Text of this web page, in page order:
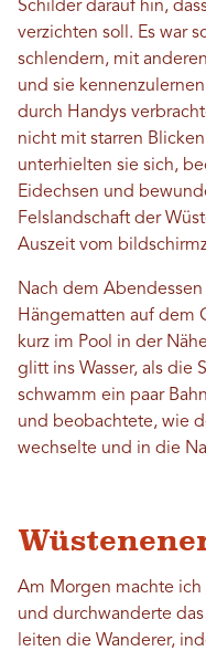
Schilder darauf hin,
verzichten soll. Es war
schlendern, mit
und sie
durch Handys
nicht mit starren
unterhielten sie sich,
Eidechsen und
Felslandschaft der
Auszeit vom
Nach dem
Hängematten auf dem
kurz im Pool in der
glitt ins Wasser, als die
schwamm ein paar
und beobachtete, wie
wechselte und in die
Am Morgen machte
und durchwanderte
leiten die Wanderer,